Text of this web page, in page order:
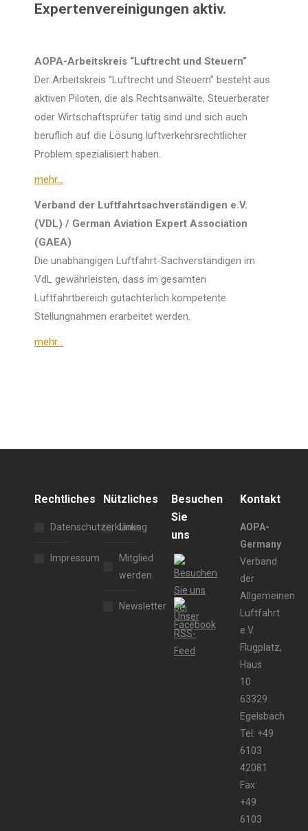
Expertenvereinigungen aktiv.
AOPA-Arbeitskreis “Luftrecht und Steuern”
Der Arbeitskreis “Luftrecht und Steuern” besteht aus
aktiven Piloten, die als Rechtsanwälte, Steuerberater
oder Wirtschaftsprüfer tätig sind und sich auch
beruflich auf die Lösung luftverkehrsrechtlicher
Problem spezialisiert haben.
mehr…
Verband der Luftfahrtsachverständigen e.V.
(VDL) / German Aviation Expert Association
(GAEA)
Die unabhängigen Luftfahrt-Sachverständigen im
VdL gewährleisten, dass im gesamten
Luftfahrtbereich gutachterlich kompetente
Stellungnahmen erarbeitet werden.
mehr…
Rechtliches
Datenschutzerklärung
Impressum
Nützliches
Links
Mitglied
werden
Newsletter
Besuchen
Sie
uns
Kontakt
AOPA-
Germany
Verband
der
Allgemeinen
Luftfahrt
e.V.
Flugplatz,
Haus
10
63329
Egelsbach
Tel: +49
6103
42081
Fax:
+49
6103